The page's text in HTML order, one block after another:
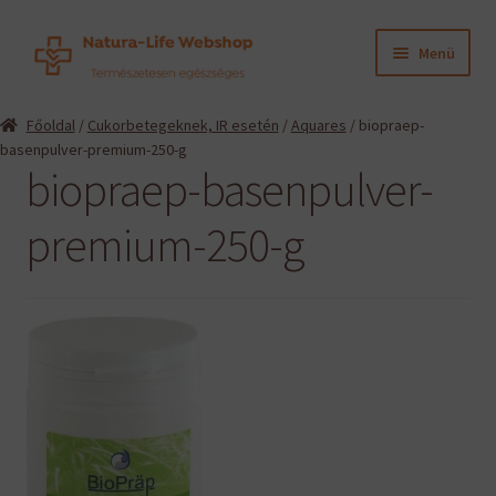
Ugrás
Kilépés
Menü
Információk
Főoldal/ Cukorbetegeknek, IR esetén /Aquares / biopraep-
basenpulver-premium-250-g
biopraep-basenpulver-
premium-250-g